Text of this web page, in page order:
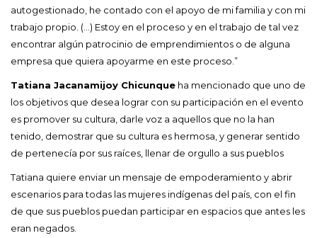
autogestionado, he contado con el apoyo de mi familia y con mi
trabajo propio. (…) Estoy en el proceso y en el trabajo de tal vez
encontrar algún patrocinio de emprendimientos o de alguna
empresa que quiera apoyarme en este proceso.”
Tatiana Jacanamijoy Chicunque ha mencionado que uno de
los objetivos que desea lograr con su participación en el evento
es promover su cultura, darle voz a aquellos que no la han
tenido, demostrar que su cultura es hermosa, y generar sentido
de pertenecía por sus raíces, llenar de orgullo a sus pueblos
Tatiana quiere enviar un mensaje de empoderamiento y abrir
escenarios para todas las mujeres indígenas del país, con el fin
de que sus pueblos puedan participar en espacios que antes les
eran negados.